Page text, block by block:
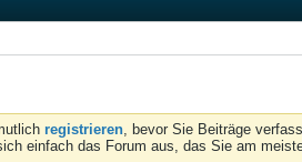
registrieren, bevor Sie Beiträge
einfach das Forum aus, das Sie am